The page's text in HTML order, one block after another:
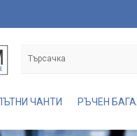
ЧАНТИ РЪЧЕН